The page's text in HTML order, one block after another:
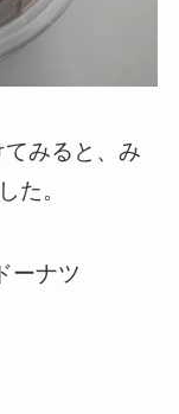
みると、み
た。